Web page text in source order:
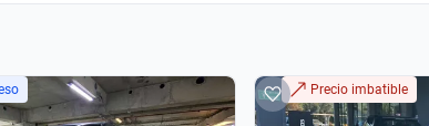
Precio imbatible